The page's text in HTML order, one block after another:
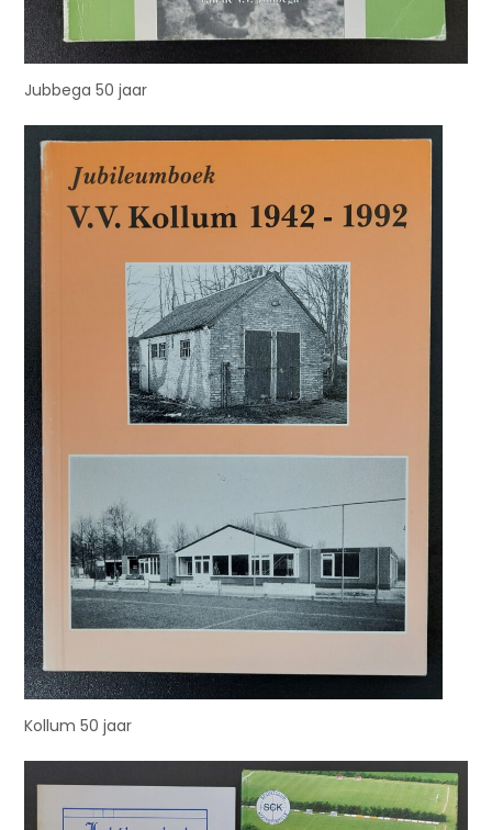
Jubbega 50 jaar
Kollum 50 jaar